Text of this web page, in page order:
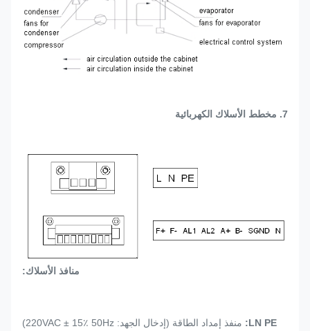
7. مخطط الأسلاك الكهربائية
منافذ الأسلاك:
LN PE: منفذ إمداد الطاقة (إدخال الجهد: 220VAC ± 15٪ 50Hz)